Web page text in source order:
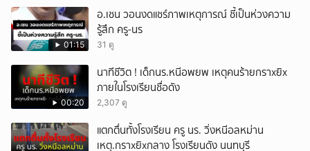
01:15
อ.เชน วอนงดแชร์ภาพเหตุการณ์ ชี้เป็นห่วงความ
รู้สึก ครู-นร
31 ดู
00:20
นาทีชีวิต ! เด็กนร.หนีอพยพ เหตุคนร้ายกราxยิx
ภายในโรงเรียนชื่อดัง
2,307 ดู
แตกตื่นทั้งโรงเรียน ครู นร. วิ่งหนีอลหม่าน
เหตุ.กราxยิxกลาง โรงเรียนดัง นนทบุรี